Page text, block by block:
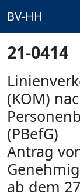
BV-HH
21-0414
(KOM)
(PBefG)
Antrag
ab dem